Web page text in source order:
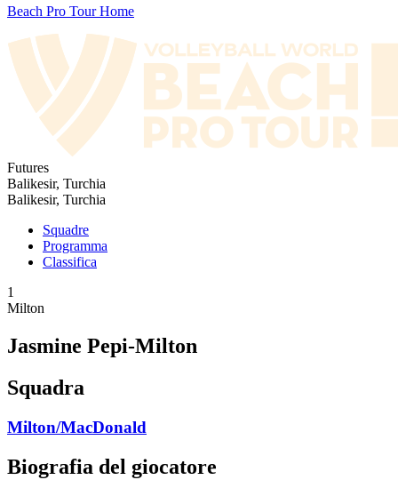
Beach Pro Tour Home
Futures
Balikesir, Turchia
Balikesir, Turchia
Squadre
Programma
Classifica
1
Milton
Jasmine Pepi-Milton
Squadra
Milton/MacDonald
Biografia del giocatore